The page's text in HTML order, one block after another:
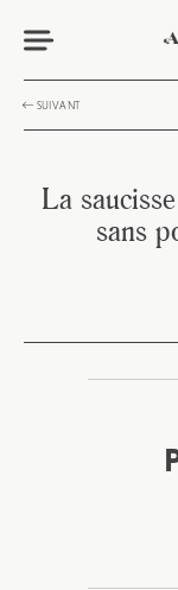
SUIVANT
La
sans